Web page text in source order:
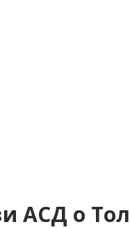
АСД о